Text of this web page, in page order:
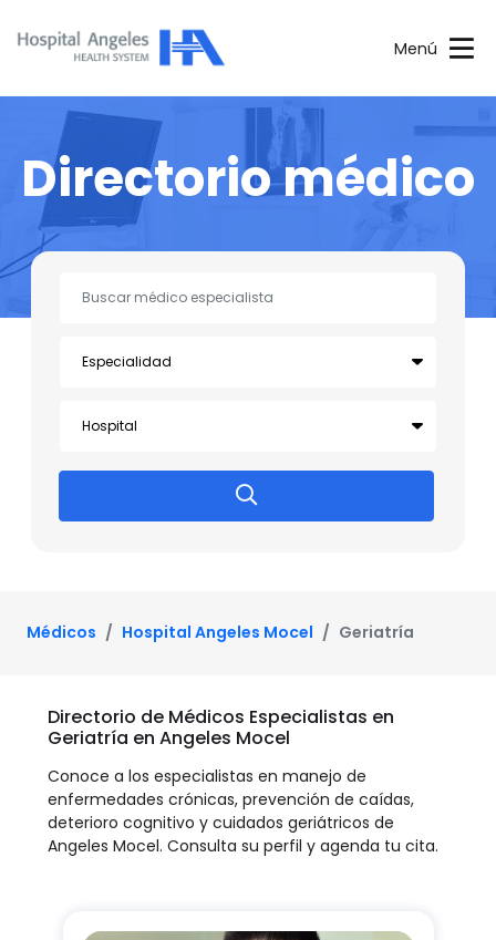
Menú
Directorio médico
Médicos Hospital Angeles Mocel Geriatría
Directorio de Médicos Especialistas en
Geriatría en Angeles Mocel
Conoce a los especialistas en manejo de
enfermedades crónicas, prevención de caídas,
deterioro cognitivo y cuidados geriátricos de
Angeles Mocel. Consulta su perfil y agenda tu cita.